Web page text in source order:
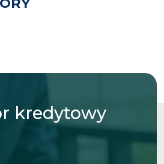
kredytowy